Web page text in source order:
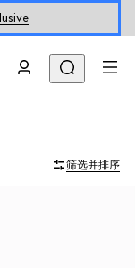
筛选并排序